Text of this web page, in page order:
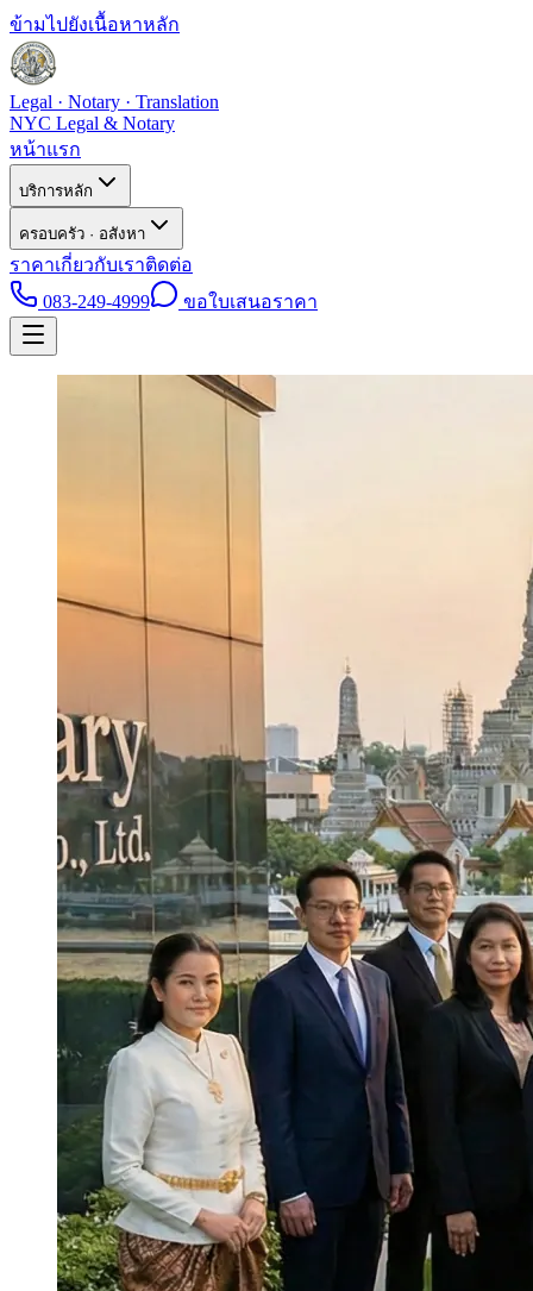
ข้ามไปยังเนื้อหาหลัก
Legal · Notary · Translation
NYC Legal & Notary
หน้าแรก
บริการหลัก
ครอบครัว · อสังหา
ราคาเกี่ยวกับเราติดต่อ
083-249-4999
ขอใบเสนอราคา